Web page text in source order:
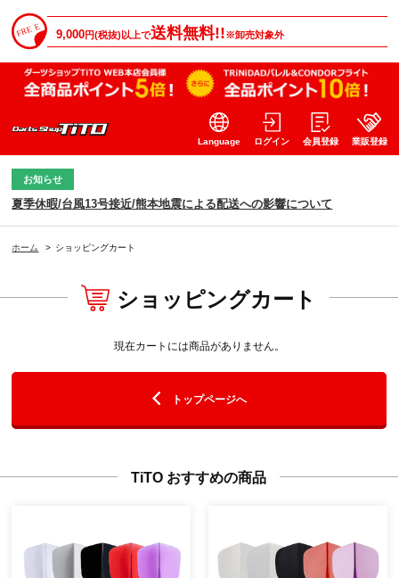
9,000円(税抜)以上で送料無料!!※卸売対象外
Language ログイン 会員登録 業販登録
お知らせ
夏季休暇/台風13号接近/熊本地震による配送への影響について
ホーム > ショッピングカート
ショッピングカート
現在カートには商品がありません。
トップページへ
TiTO おすすめの商品